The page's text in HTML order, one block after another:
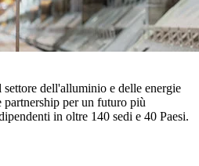
dell'alluminio e delle energie
per un futuro più
in oltre 140 sedi e 40 Paesi.